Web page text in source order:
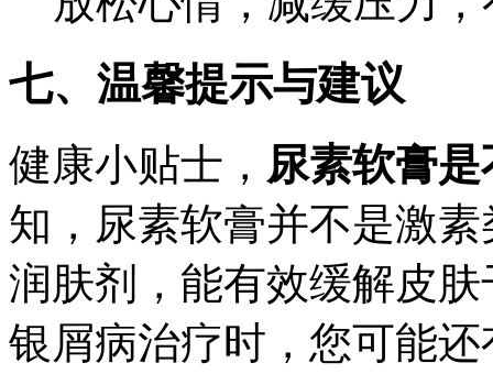
七、温馨提示与建议
健康小贴士， 尿素软膏
知，尿素软膏并不是激
润肤剂，能有效缓解皮
银屑病治疗时，您可能